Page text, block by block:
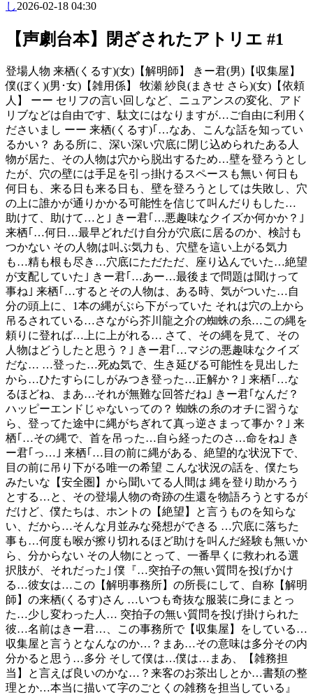
し2026-02-18 04:30
【声劇台本】閉ざされたアトリエ #1
登場人物 来栖(くるす)(女)【解明師】 きー君(男)【収集屋】
僕(ぼく)(男･女)【雑用係】 牧瀬 紗良(まきせ さら)(女)【依頼
人】 ーー セリフの言い回しなど、ニュアンスの変化、アド
リブなどは自由です、駄文にはなりますが…ご自由に利用く
ださいまし ーー 来栖(くるす)｢…なあ、こんな話を知ってい
るかい？ ある所に、深い深い穴底に閉じ込められたある人
物が居た、その人物は穴から脱出するため…壁を登ろうとし
たが、穴の壁には手足を引っ掛けるスペースも無い 何日も
何日も、来る日も来る日も、壁を登ろうとしては失敗し、穴
の上に誰かが通りかかる可能性を信じて叫んだりもした…
助けて、助けて…と｣ きー君｢…悪趣味なクイズか何かか？｣
来栖｢…何日…最早どれだけ自分が穴底に居るのか、検討も
つかない その人物は叫ぶ気力も、穴壁を這い上がる気力
も…精も根も尽き…穴底にただただ、座り込んでいた…絶望
が支配していた｣ きー君｢…あー…最後まで問題は聞けって
事ね｣ 来栖｢…するとその人物は、ある時、気がついた…自
分の頭上に、1本の縄がぶら下がっていた それは穴の上から
吊るされている…さながら芥川龍之介の蜘蛛の糸…この縄を
頼りに登れば…上に上がれる… さて、その縄を見て、その
人物はどうしたと思う？｣ きー君｢…マジの悪趣味なクイズ
だな… …登った…死ぬ気で、生き延びる可能性を見出した
から…ひたすらにしがみつき登った…正解か？｣ 来栖｢…な
るほどね、まあ…それが無難な回答だね｣ きー君｢なんだ？
ハッピーエンドじゃないっての？ 蜘蛛の糸のオチに習うな
ら、登ってた途中に縄がちぎれて真っ逆さまって事か？｣ 来
栖｢…その縄で、首を吊った…自ら経ったのさ…命をね｣ き
ー君｢っ…｣ 来栖｢…目の前に縄がある、絶望的な状況下で、
目の前に吊り下がる唯一の希望 こんな状況の話を、僕たち
みたいな【安全圏】から聞いてる人間は 縄を登り助かろう
とする…と、その登場人物の奇跡の生還を物語ろうとするが
だけど、僕たちは、ホントの【絶望】と言うものを知らな
い、だから…そんな月並みな発想ができる …穴底に落ちた
事も…何度も喉が擦り切れるほど助けを叫んだ経験も無いか
ら、分からない その人物にとって、一番早くに救われる選
択肢が、それだった｣ 僕『…突拍子の無い質問を投げかけ
る…彼女は…この【解明事務所】の所長にして、自称【解明
師】の来栖(くるす)さん …いつも奇抜な服装に身にまとっ
た…少し変わった人… 突拍子の無い質問を投げ掛けられた
彼…名前はきー君…、この事務所で【収集屋】をしている…
収集屋と言うとなんなのか…？まあ…その意味は多分その内
分かると思う…多分 そして僕は…僕は…まあ、【雑務担
当】と言えば良いのかな…？来客のお茶出しとか…書類の整
理とか…本当に描いて字のごとくの雑務を担当している』